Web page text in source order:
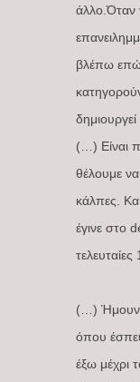
άλλο.Όταν
βλέπω
(…) Είναι
θέλουμε
κάλπες.
έγινε στο
(…) Ήμουν
όπου
έξω μέχρι